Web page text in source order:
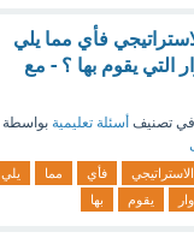
فأي مما يلي
التي يقوم بها ؟ - مع
في تصنيف أسئلة تعليمية بواسطة
الاستراتيجي فأي مما
يلي
يقوم بها